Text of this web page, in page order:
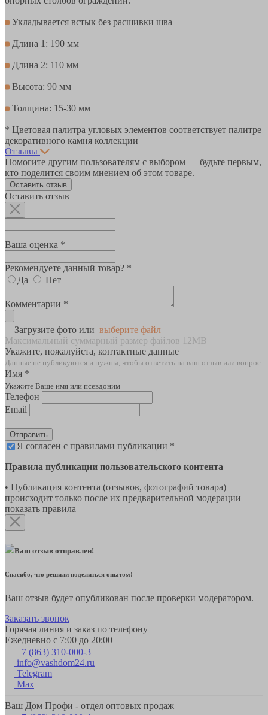
Укладывается встык без расшивки шва
Длина 1: 190 мм
Длина 2: 110 мм
Высота: 90 мм
Толщина: 15-30 мм
* Цветовая палитра угловых элементов соответствует палитре
декоративного камня коллекции
Отзывы
Помогите другим пользователям с выбором — будьте первым,
кто поделится своим мнением об этом товаре.
Оставить отзыв
Оставить отзыв
Ваша оценка *
Рекомендуете данный товар? *
Да
Нет
Комментарии *
Загрузите фото или выберите файл
Максимальный суммарный размер файлов 12MB
Укажите, пожалуйста, контактные данные
Данные не публикуются и нужны, чтобы ответить на ваш отзыв или вопрос
Имя *
Укажите Ваше имя или псевдоним
Телефон
Email
Отправить
Я согласен с правилами публикации *
Правила публикации пользовательского контента
• Публикация контента (отзывов, фотографий товара)
происходит только после их предварительной модерации
показать правила
Ваш отзыв отправлен!
Спасибо, что решили поделиться опытом!
Ваш отзыв будет опубликован после проверки модератором.
Заказать звонок
Горячая линия и заказ по телефону
Ежедневно с 7:00 до 20:00
+7 (863) 310-000-3
info@vashdom24.ru
Telegram
Max
Ваш Дом Профи - отдел оптовых продаж